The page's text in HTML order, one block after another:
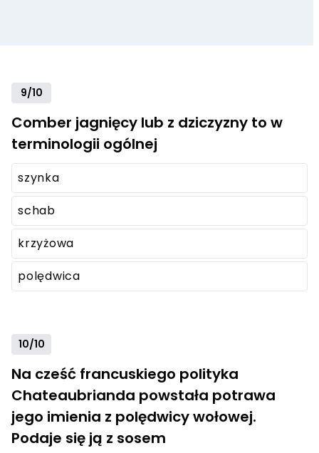
9/10
Comber jagnięcy lub z dziczyzny to w
terminologii ogólnej
szynka
schab
krzyżowa
polędwica
10/10
Na cześć francuskiego polityka
Chateaubrianda powstała potrawa
jego imienia z polędwicy wołowej.
Podaje się ją z sosem